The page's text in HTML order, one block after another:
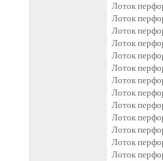
Лоток
Лоток
Лоток
Лоток
Лоток
Лоток
Лоток
Лоток
Лоток
Лоток
Лоток
Лоток
Лоток